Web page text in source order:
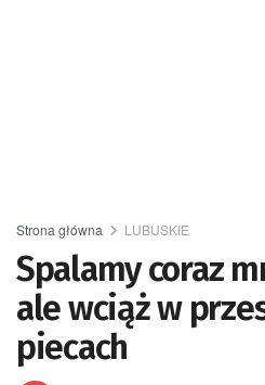
Strona główna LUBUSKIE
Spalamy coraz
ale wciąż w
piecach